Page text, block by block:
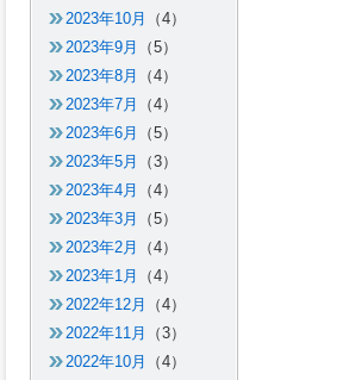
2023年10月
（4）
2023年9月
（5）
2023年8月
（4）
2023年7月
（4）
2023年6月
（5）
2023年5月
（3）
2023年4月
（4）
2023年3月
（5）
2023年2月
（4）
2023年1月
（4）
2022年12月
（4）
2022年11月
（3）
2022年10月
（4）